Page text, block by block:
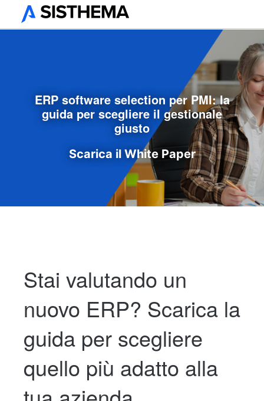
ERP software selection per PMI: la
guida per scegliere il gestionale
giusto
Scarica il White Paper
Stai valutando un
nuovo ERP? Scarica la
guida per scegliere
quello più adatto alla